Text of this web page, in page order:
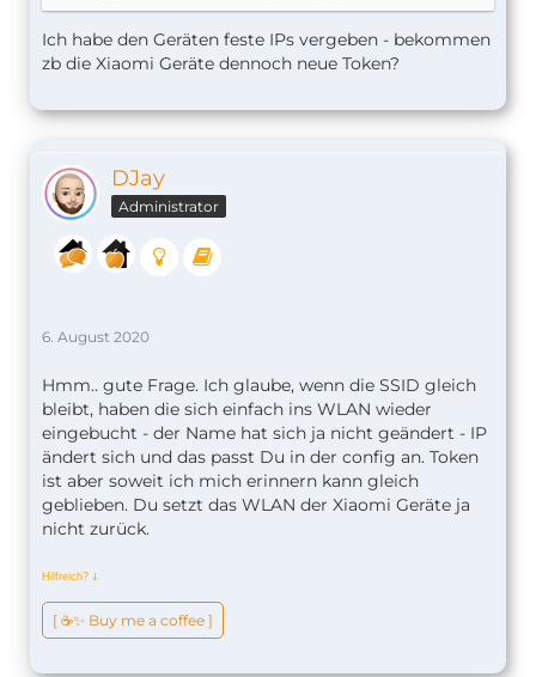
Ich habe den Geräten feste IPs vergeben - bekommen
zb die Xiaomi Geräte dennoch neue Token?
DJay
Administrator
6. August 2020
Hmm.. gute Frage. Ich glaube, wenn die SSID gleich
bleibt, haben die sich einfach ins WLAN wieder
eingebucht - der Name hat sich ja nicht geändert - IP
ändert sich und das passt Du in der config an. Token
ist aber soweit ich mich erinnern kann gleich
geblieben. Du setzt das WLAN der Xiaomi Geräte ja
nicht zurück.
Hilfreich? ↆ
[ ☕️✨ Buy me a coffee ]